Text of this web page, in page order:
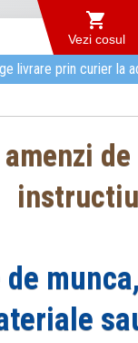
livrare prin curier la

Vezi cosul